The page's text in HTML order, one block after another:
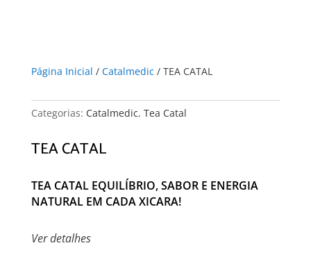
Página Inicial / Catalmedic / TEA CATAL
Categorias: Catalmedic, Tea Catal
TEA CATAL
TEA CATAL EQUILÍBRIO, SABOR E ENERGIA
NATURAL EM CADA XICARA!
Ver detalhes